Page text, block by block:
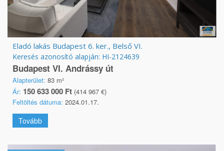
Eladó lakás Budapest 6. ker., Belső VI.
Keresés azonosító alapján: HI-2124639
Budapest VI. Andrássy út
Alapterület: 83 m²
Ár: 150 633 000 Ft (414 967 €)
Feltöltés dátuma: 2024.01.17.
Tovább